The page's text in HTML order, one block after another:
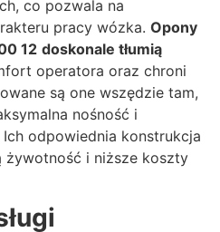
co pozwala na
pracy wózka. Opony
12 doskonale tłumią
operatora oraz chroni
są one wszędzie tam,
nośność i
odpowiednia konstrukcja
żywotność i niższe koszty